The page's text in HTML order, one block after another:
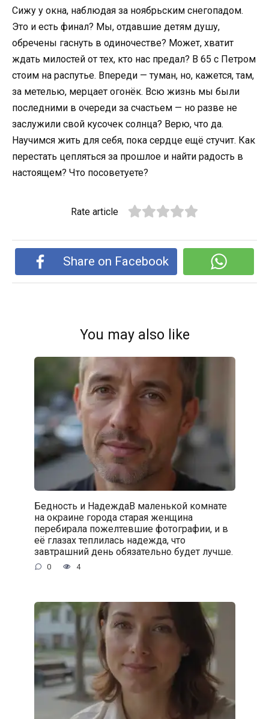
Сижу у окна, наблюдая за ноябрьским снегопадом.
Это и есть финал? Мы, отдавшие детям душу,
обречены гаснуть в одиночестве? Может, хватит
ждать милостей от тех, кто нас предал? В 65 с Петром
стоим на распутье. Впереди — туман, но, кажется, там,
за метелью, мерцает огонёк. Всю жизнь мы были
последними в очереди за счастьем — но разве не
заслужили свой кусочек солнца? Верю, что да.
Научимся жить для себя, пока сердце ещё стучит. Как
перестать цепляться за прошлое и найти радость в
настоящем? Что посоветуете?
Rate article
Share on Facebook
You may also like
Бедность и НадеждаВ маленькой комнате
на окраине города старая женщина
перебирала пожелтевшие фотографии, и в
её глазах теплилась надежда, что
завтрашний день обязательно будет лучше.
0 4